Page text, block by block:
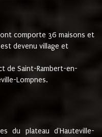
comporte 36 maisons et
devenu village et
de Saint-Rambert-en-
Lompnes.
du plateau d'Hauteville-